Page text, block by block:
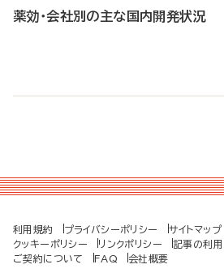
薬効・会社別の主な国内開発状況
利用規約 プライバシーポリシー サイトマップ
クッキーポリシー
リンクポリシー 記事の利
ご契約について
FAQ 会社概要